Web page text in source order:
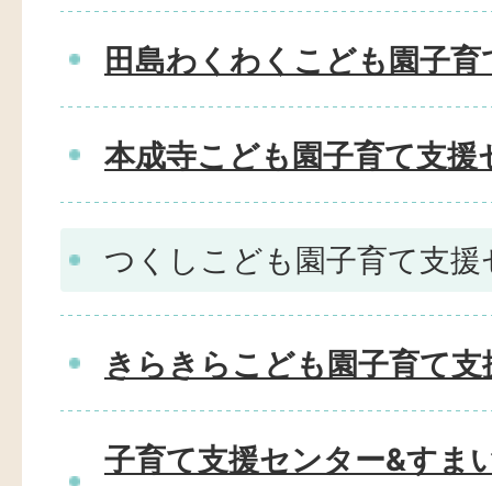
田島わくわくこども園子
本成寺こども園子育て支援
つくしこども園子育て支援
きらきらこども園子育て
子育て支援センター&すま